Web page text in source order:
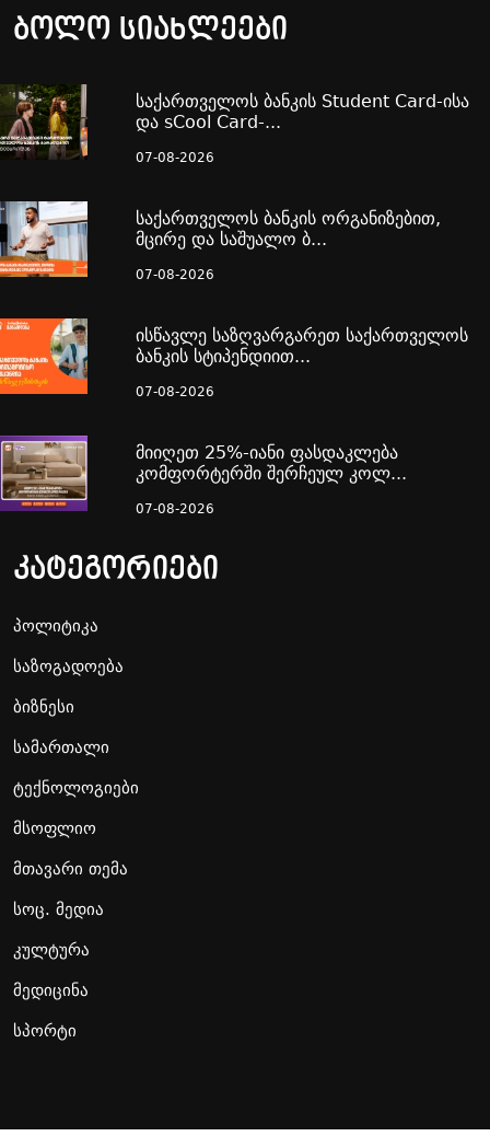
ბოლო სიახლეები
საქართველოს ბანკის Student Card-ისა
და sCool Card-...
07-08-2026
საქართველოს ბანკის ორგანიზებით,
მცირე და საშუალო ბ...
07-08-2026
ისწავლე საზღვარგარეთ საქართველოს
ბანკის სტიპენდიით...
07-08-2026
მიიღეთ 25%-იანი ფასდაკლება
კომფორტერში შერჩეულ კოლ...
07-08-2026
კატეგორიები
პოლიტიკა
საზოგადოება
ბიზნესი
სამართალი
ტექნოლოგიები
მსოფლიო
მთავარი თემა
სოც. მედია
კულტურა
მედიცინა
სპორტი